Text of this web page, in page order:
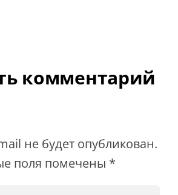
комментарий
не будет опубликован.
поля помечены *